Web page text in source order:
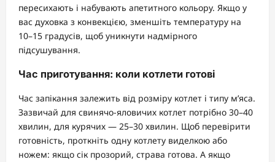
пересихають і набувають апетитного кольору. Якщо у
вас духовка з конвекцією, зменшіть температуру на
10–15 градусів, щоб уникнути надмірного
підсушування.
Час приготування: коли котлети готові
Час запікання залежить від розміру котлет і типу м’яса.
Зазвичай для свинячо-яловичих котлет потрібно 30–40
хвилин, для курячих — 25–30 хвилин. Щоб перевірити
готовність, проткніть одну котлету виделкою або
ножем: якщо сік прозорий, страва готова. А якщо